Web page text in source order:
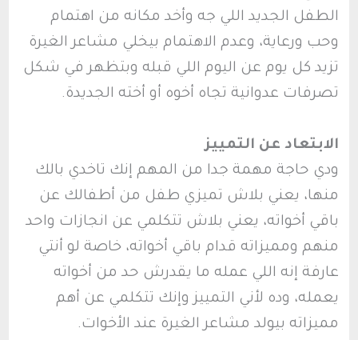
الطفل الجديد اللي جه وأخد مكانه من اهتمام
وحب ورعاية، وعدم الاهتمام بيخلي مشاعر الغيرة
تزيد كل يوم عن اليوم اللي قبله وبتظهر في شكل
تصرفات عدوانية تجاه أخوه أو أخته الجديدة.
الابتعاد عن التمييز
ودي حاجة مهمة جدا من المهم إنك تاخدي بالك
منها، يعني بلاش تميزي طفل من أطفالك عن
باقي أخواته، يعني بلاش تتكلمي عن انجازات واحد
منهم ومميزاته قدام باقي أخواته، خاصة لو أنتي
عارفة إنه اللي عمله ما يقدرش حد من أخواته
يعمله، وده لأني التمييز وإنك تتكلمي عن أهم
مميزاته بيولد مشاعر الغيرة عند الأخوات.